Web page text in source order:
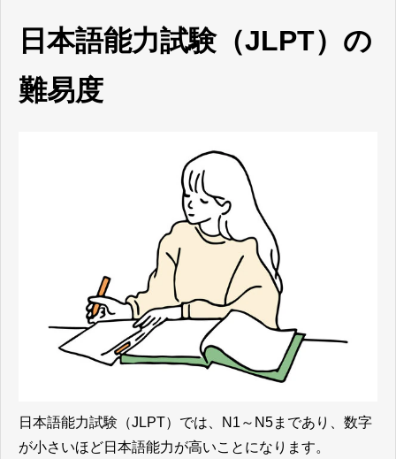
日本語能力試験（JLPT）の
難易度
日本語能力試験（JLPT）では、N1～N5まであり、数字
が小さいほど日本語能力が高いことになります。